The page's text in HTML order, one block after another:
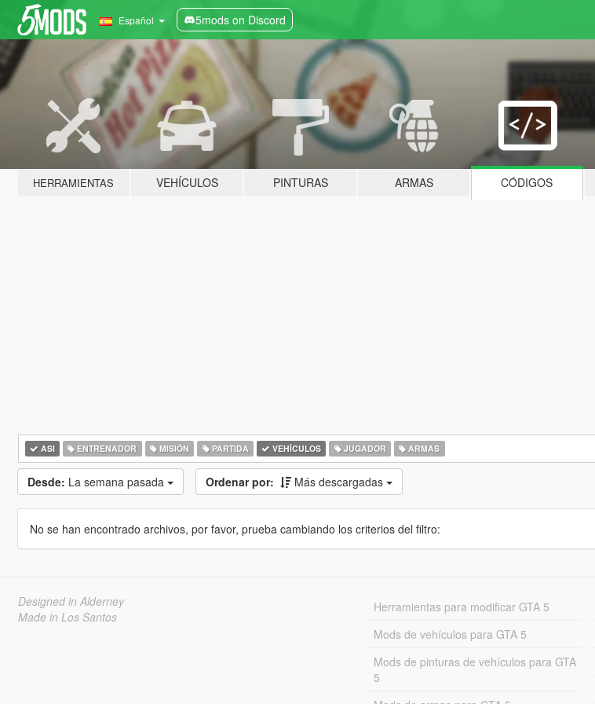
Español 5mods on Discord
HERRAMIENTAS VEHÍCULOS PINTURAS ARMAS CÓDIGOS
ASI ENTRENADOR MISIÓN PARTIDA VEHÍCULOS JUGADOR ARMAS
Desde: La semana pasada Ordenar por: Más descargadas
No se han encontrado archivos, por favor, prueba cambiando los criterios del filtro:
Designed in Alderney
Made in Los Santos
Herramientas para modificar GTA 5
Mods de vehículos para GTA 5
Mods de pinturas de vehículos para GTA
5